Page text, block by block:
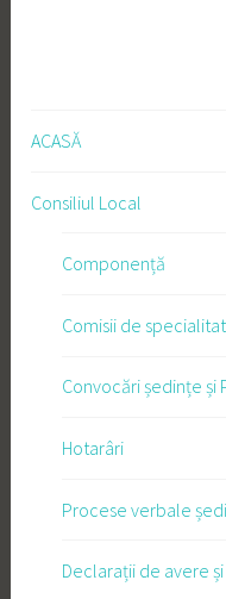
ACASĂ
Consiliul Local
Componență
Comisii de
Convocări ședințe
Hotarâri
Procese verbale
Declarații de avere